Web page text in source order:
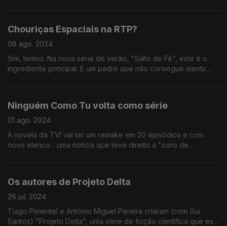
Chouriças Espaciais na RTP?
08 ago. 2024
Sim, temos. Na nova série de verão, "Salto de Fé", este é o
ingrediente principal. E um padre que não consegue mentir
Ninguém Como Tu volta como série
01 ago. 2024
A novela da TVI vai ter um remake em 20 episódios e com
novo elenco... uma notícia que teve direito a "coro de
Os autores de Projeto Delta
26 jul. 2024
Tiago Pimentel e António Miguel Pereira criaram (com Gui
Santos) "Projeto Delta", uma série de ficção científica que está